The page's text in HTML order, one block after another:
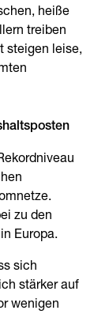
heiße
treiben
steigen leise,
zu den
Europa.
sich
stärker auf
wenigen